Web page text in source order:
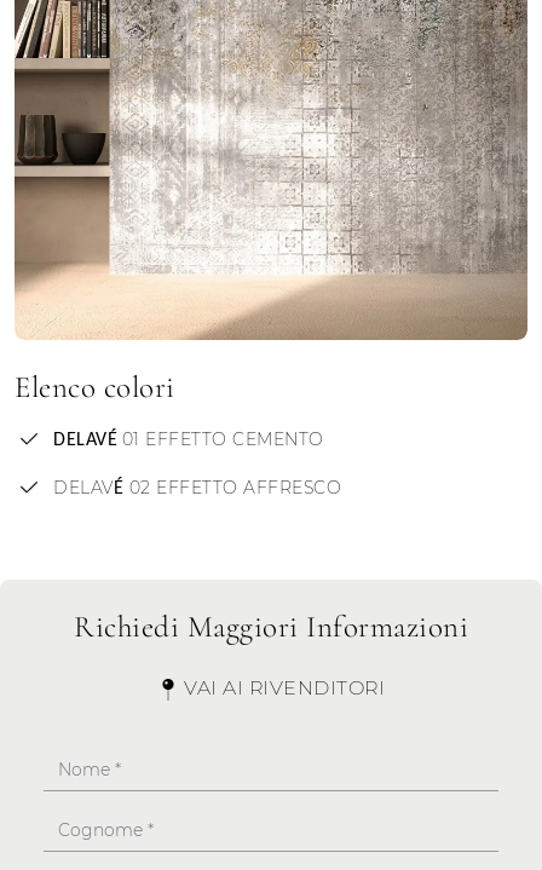
Elenco colori
DELAVÉ 01 EFFETTO CEMENTO
DELAVÉ 02 EFFETTO AFFRESCO
Richiedi Maggiori Informazioni
VAI AI RIVENDITORI